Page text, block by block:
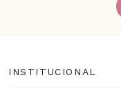
INSTITUCIONAL